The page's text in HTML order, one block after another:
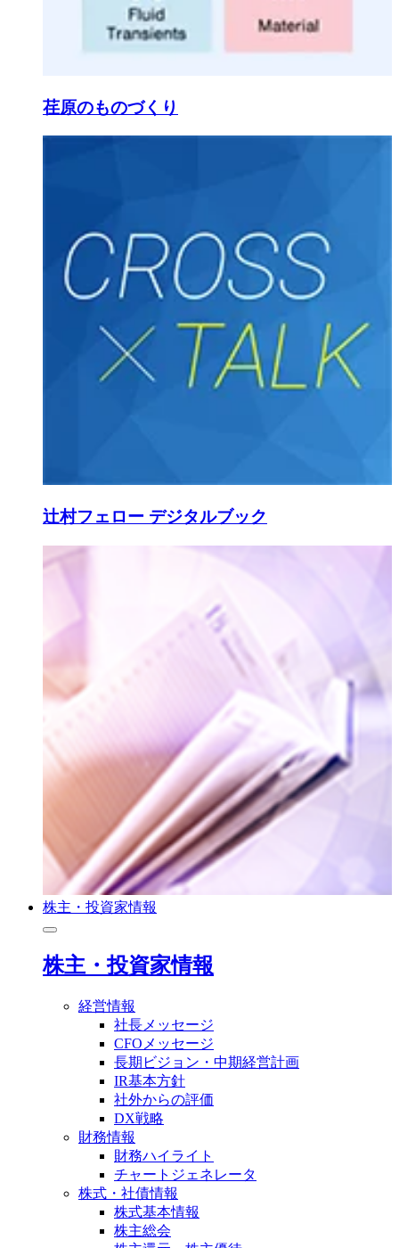
荏原のものづくり
辻村フェロー デジタルブック
株主・投資家情報
株主・投資家情報
経営情報
社長メッセージ
CFOメッセージ
長期ビジョン・中期経営計画
IR基本方針
社外からの評価
DX戦略
財務情報
財務ハイライト
チャートジェネレータ
株式・社債情報
株式基本情報
株主総会